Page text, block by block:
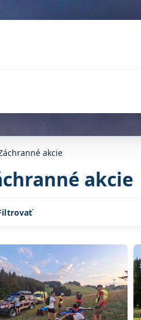
akcie
akcie
článkov